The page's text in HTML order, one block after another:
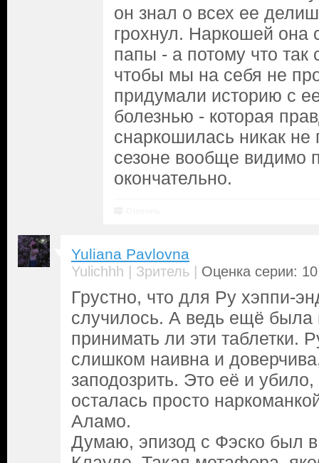
он знал о всех ее
грохнул. Наркошей она
папы - а потому что так
чтобы мы на себя не
придумали историю с
болезнью - которая
снаркошилась никак не
сезоне вообще видимо
окончательно.
Yuliana Pavlovna
Yulichhh | Зритель | Оценка серии:
Грустно, что для Ру хэппи-
случилось. А ведь ещё была
принимать ли эти таблетки.
слишком наивна и
заподозрить. Это её и
осталась просто
Аламо.
Думаю, эпизод с Фэско был